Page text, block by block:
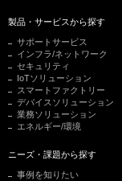
製品・サービスから探す
サポートサービス
インフラ/ネットワーク
セキュリティ
IoTソリューション
スマートファクトリー
デバイスソリューション
業務ソリューション
エネルギー/環境
ニーズ・課題から探す
事例を知りたい